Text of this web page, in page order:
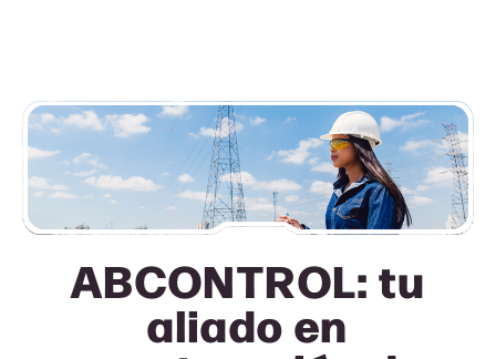
ABCONTROL: tu
aliado en